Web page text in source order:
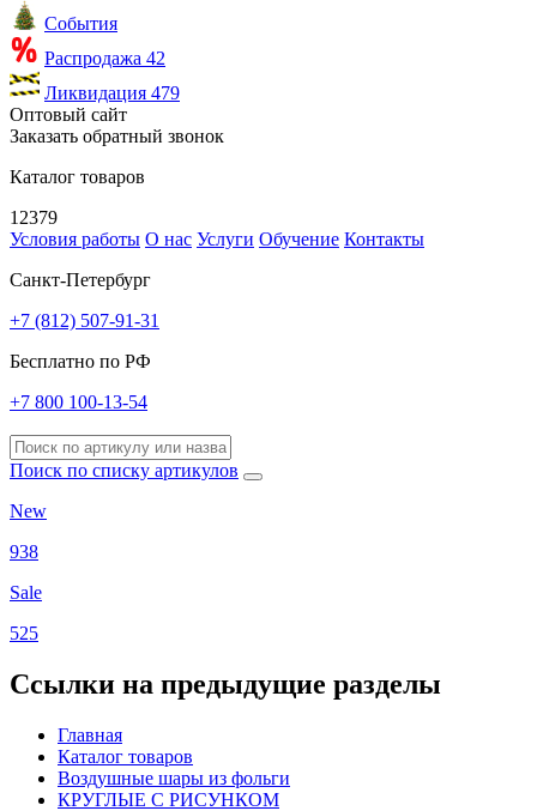
События
Распродажа 42
Ликвидация 479
Оптовый сайт
Заказать обратный звонок
Каталог товаров
12379
Условия работы О нас Услуги Обучение Контакты
Санкт-Петербург
+7 (812) 507-91-31
Бесплатно по РФ
+7 800 100-13-54
Поиск по списку артикулов
New
938
Sale
525
Ссылки на предыдущие разделы
Главная
Каталог товаров
Воздушные шары из фольги
КРУГЛЫЕ С РИСУНКОМ